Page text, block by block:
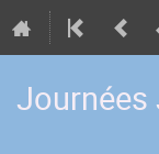
Journées